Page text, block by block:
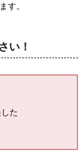
す。
い！
た